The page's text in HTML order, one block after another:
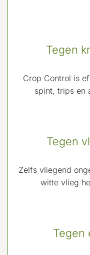
Tegen
Crop Control is
spint, trips en
Tegen
Zelfs vliegend
witte vlieg
Tegen